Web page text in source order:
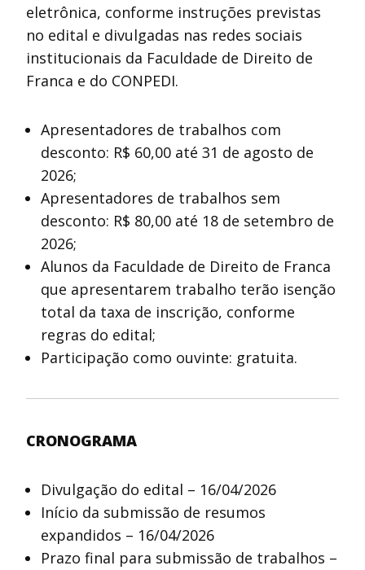
eletrônica, conforme instruções previstas
no edital e divulgadas nas redes sociais
institucionais da Faculdade de Direito de
Franca e do CONPEDI.
Apresentadores de trabalhos com
desconto: R$ 60,00 até 31 de agosto de
2026;
Apresentadores de trabalhos sem
desconto: R$ 80,00 até 18 de setembro de
2026;
Alunos da Faculdade de Direito de Franca
que apresentarem trabalho terão isenção
total da taxa de inscrição, conforme
regras do edital;
Participação como ouvinte: gratuita.
CRONOGRAMA
Divulgação do edital – 16/04/2026
Início da submissão de resumos
expandidos – 16/04/2026
Prazo final para submissão de trabalhos –